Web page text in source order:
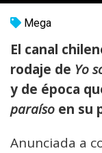
Mega
El canal
rodaje de Yo
y de época
paraíso en su
Anunciada a